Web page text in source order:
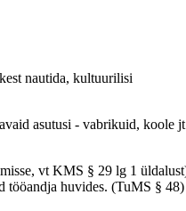
nautida, kultuurilisi
asutusi - vabrikuid, koole jt
vt KMS § 29 lg 1
tööandja huvides. (TuMS § 48)